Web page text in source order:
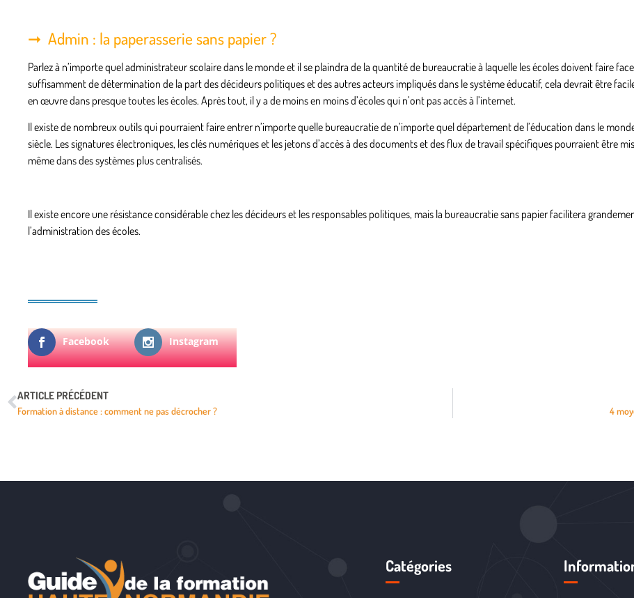
Admin : la paperasserie sans papier ?
Parlez à n’importe quel administrateur scolaire dans le monde et il se plaindra de la quantité de bureaucratie à laquelle les écoles doivent faire
suffisamment de détermination de la part des décideurs politiques et des autres acteurs impliqués dans le système éducatif, cela devrait être
en œuvre dans presque toutes les écoles. Après tout, il y a de moins en moins d’écoles qui n’ont pas accès à l’internet.
Il existe de nombreux outils qui pourraient faire entrer n’importe quelle bureaucratie de n’importe quel département de l’éducation dans le
siècle. Les signatures électroniques, les clés numériques et les jetons d’accès à des documents et des flux de travail spécifiques pourraient être
même dans des systèmes plus centralisés.
Il existe encore une résistance considérable chez les décideurs et les responsables politiques, mais la bureaucratie sans papier facilitera
l’administration des écoles.
Facebook Instagram
ARTICLE PRÉCÉDENT
Formation à distance : comment ne pas décrocher ? 4
Catégories